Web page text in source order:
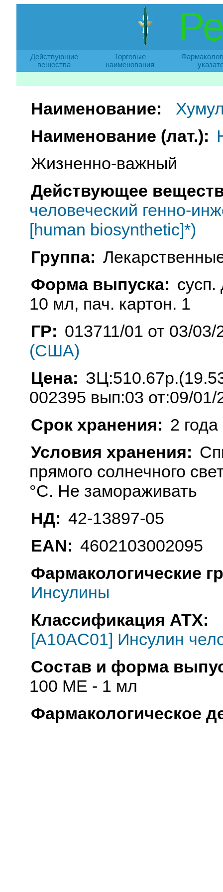
Действующие
вещества
Торговые
наименования
Наименование:
Наименование (лат.):
Жизненно-важный
Действующее
человеческий генно-
[human biosynthetic]*)
Группа:
Форма выпуска:
10 мл, пач. картон. 1
ГР: 013711/01 от 03/
(США)
Цена:
002395 вып:03 от:09/01/
Срок хранения: 2 года
Условия хранения:
прямого солнечного
°C. Не замораживать
НД: 42-13897-05
EAN: 4602103002095
Фармакологические
Инсулины
Классификация АТХ:
[A10AC01] Инсулин
Состав и форма
100 МЕ - 1 мл
Фармакологическое